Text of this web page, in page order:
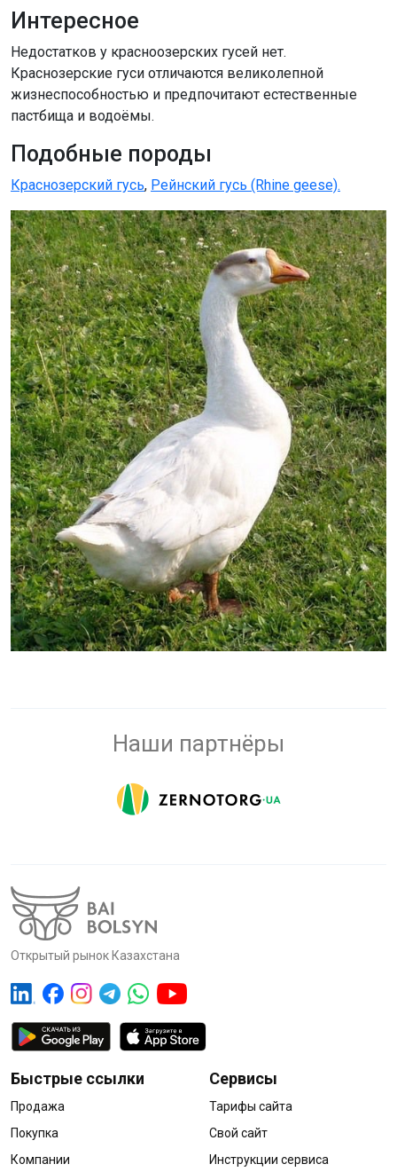
Интересное
Недостатков у красноозерских гусей нет.
Краснозерские гуси отличаются великолепной
жизнеспособностью и предпочитают естественные
пастбища и водоёмы.
Подобные породы
Краснозерский гусь, Рейнский гусь (Rhine geese).
Наши партнёры
Открытый рынок Казахстана
Быстрые ссылки
Продажа
Покупка
Компании
Сервисы
Тарифы сайта
Свой сайт
Инструкции сервиса